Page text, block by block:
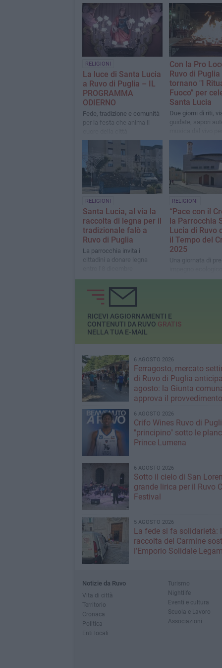
RELIGIONI
La luce di Santa Lucia
a Ruvo di Puglia – IL
PROGRAMMA
ODIERNO
Fede, tradizione e comunità
per la festa che anima il
Con la Pro
Ruvo di Puglia
tornano "I
Fuoco" per
Santa Lucia
Due giorni di riti,
guidate, sapori
riscoprire l’anima
RELIGIONI
Santa Lucia, al via la
raccolta di legna per il
tradizionale falò a
Ruvo di Puglia
La parrocchia invita i
cittadini a donare legna
RELIGIONI
“Pace con il
la Parrocchia
Lucia di Ruvo
il Tempo del
2025
Una giornata di
comunità per
RICEVI AGGIORNAMENTI E
CONTENUTI DA RUVO GRATIS
NELLA TUA E-MAIL
6 AGOSTO 2026
Ferragosto, mercato
di Ruvo di Puglia
agosto: la Giunta
approva il provvedimento
6 AGOSTO 2026
Crifo Wines Ruvo di
"principino" sotto le
Prince Lumena
6 AGOSTO 2026
Sotto il cielo di San
grande lirica per il Ruvo
Festival
5 AGOSTO 2026
La fede si fa solidarietà:
raccolta del Carmine
l’Emporio Solidale
Notizie da Ruvo
Vita di città
Territorio
Cronaca
Politica
Enti locali
Turismo
Nightlife
Eventi e cultura
Scuola e Lavoro
Associazioni